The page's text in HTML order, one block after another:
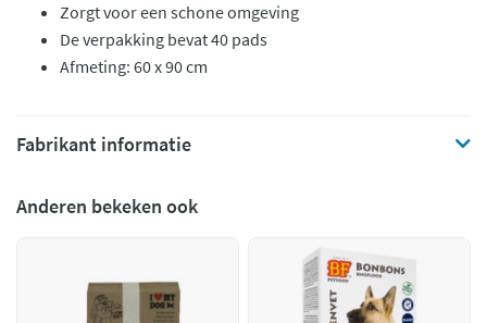
Zorgt voor een schone omgeving
De verpakking bevat 40 pads
Afmeting: 60 x 90 cm
Fabrikant informatie
Anderen bekeken ook